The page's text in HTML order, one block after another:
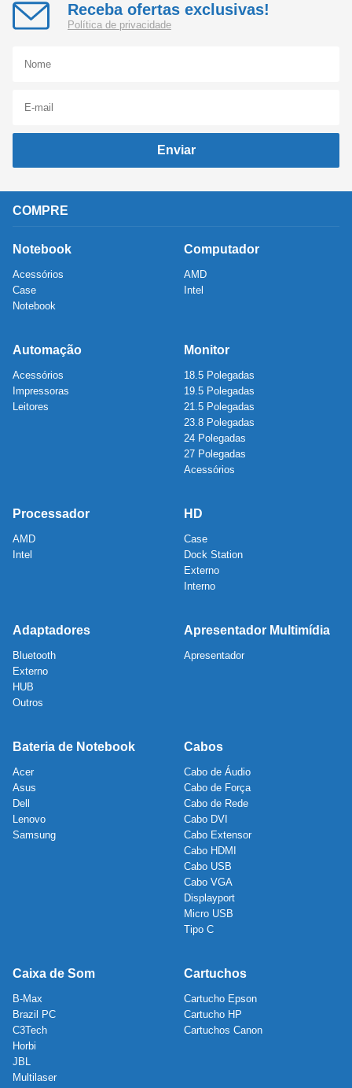
Receba ofertas exclusivas!
Política de privacidade
Enviar
COMPRE
Notebook
Acessórios
Case
Notebook
Computador
AMD
Intel
Automação
Acessórios
Impressoras
Leitores
Monitor
18.5 Polegadas
19.5 Polegadas
21.5 Polegadas
23.8 Polegadas
24 Polegadas
27 Polegadas
Acessórios
Processador
AMD
Intel
HD
Case
Dock Station
Externo
Interno
Adaptadores
Bluetooth
Externo
HUB
Outros
Apresentador Multimídia
Apresentador
Bateria de Notebook
Acer
Asus
Dell
Lenovo
Samsung
Cabos
Cabo de Áudio
Cabo de Força
Cabo de Rede
Cabo DVI
Cabo Extensor
Cabo HDMI
Cabo USB
Cabo VGA
Displayport
Micro USB
Tipo C
Caixa de Som
B-Max
Brazil PC
C3Tech
Horbi
JBL
Multilaser
Cartuchos
Cartucho Epson
Cartucho HP
Cartuchos Canon